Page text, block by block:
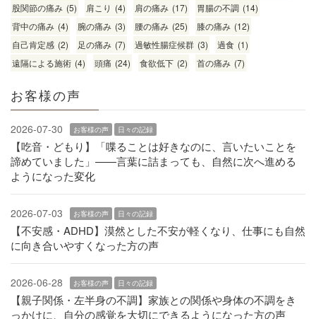
股関節の痛み (5) 肩こり (4) 肩の痛み (17) 胃腸の不調 (14)
背中の痛み (4) 腕の痛み (3) 腰の痛み (25) 膝の痛み (12)
自己肯定感 (2) 足の痛み (7) 過敏性腸症候群 (3) 過食 (1)
遠隔による施術 (4) 頭痛 (24) 食欲低下 (2) 首の痛み (7)
お客様の声
2026-07-30 お客様の声 日々の記録
【吃音・どもり】「喋ることは好きなのに、言いたいことを
諦めていました」——言葉に詰まっても、自然に次へ進める
ようになった変化
2026-07-03 お客様の声 日々の記録
【不安感・ADHD】漠然とした不安が軽くなり、仕事にも自然
に向き合いやすくなった方の声
2026-06-28 お客様の声 日々の記録
【親子関係・左半身の不調】家族との関係や身体の不調をき
っかけに、自分の感覚を大切にできるようになった方の声